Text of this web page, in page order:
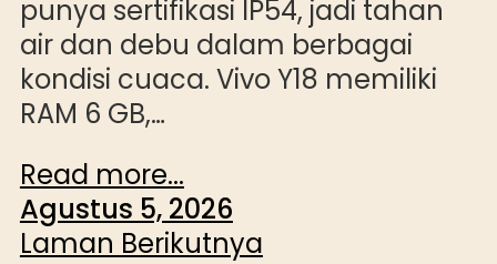
punya sertifikasi IP54, jadi tahan
air dan debu dalam berbagai
kondisi cuaca. Vivo Y18 memiliki
RAM 6 GB,…
Read more...
Agustus 5, 2026
Laman Berikutnya